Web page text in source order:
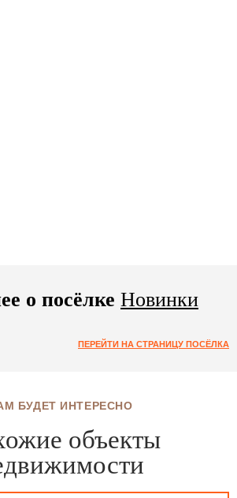
о посёлке Новинки
ПЕРЕЙТИ НА СТРАНИЦУ ПОСЁЛКА
БУДЕТ ИНТЕРЕСНО
объекты